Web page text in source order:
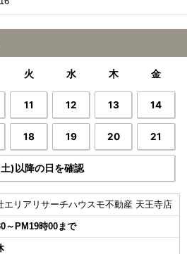
火 水 木 金
11 12 13 14
18 19 20 21
)以降の日を確認
エリアリサーチハウスモ不動産 天王寺店
～PM19時00まで